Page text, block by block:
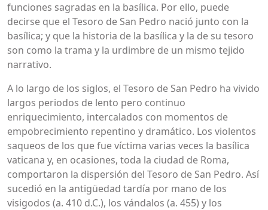
funciones sagradas en la basílica. Por ello, puede
decirse que el Tesoro de San Pedro nació junto con la
basílica; y que la historia de la basílica y la de su tesoro
son como la trama y la urdimbre de un mismo tejido
narrativo.
A lo largo de los siglos, el Tesoro de San Pedro ha vivido
largos periodos de lento pero continuo
enriquecimiento, intercalados con momentos de
empobrecimiento repentino y dramático. Los violentos
saqueos de los que fue víctima varias veces la basílica
vaticana y, en ocasiones, toda la ciudad de Roma,
comportaron la dispersión del Tesoro de San Pedro. Así
sucedió en la antigüedad tardía por mano de los
visigodos (a. 410 d.C.), los vándalos (a. 455) y los